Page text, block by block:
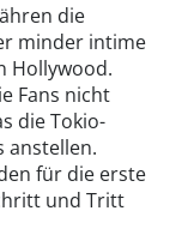
die
minder intime
Hollywood.
Fans nicht
die Tokio-
anstellen.
für die erste
und Tritt